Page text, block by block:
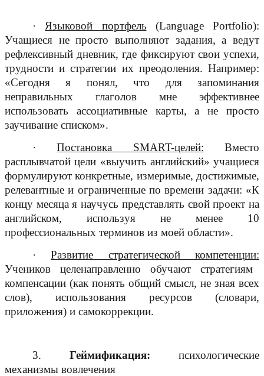
· Языковой портфель (Language Portfolio):
Учащиеся не просто выполняют задания, а ведут
рефлексивный дневник, где фиксируют свои успехи,
трудности и стратегии их преодоления. Например:
«Сегодня я понял, что для запоминания
неправильных глаголов мне эффективнее
использовать ассоциативные карты, а не просто
заучивание списком».
·Постановка SMART-целей: Вместо
расплывчатой цели «выучить английский» учащиеся
формулируют конкретные, измеримые, достижимые,
релевантные и ограниченные по времени задачи: «К
концу месяца я научусь представлять свой проект на
английском, используя не менее 10
профессиональных терминов из моей области».
·Развитие стратегической компетенции:
Учеников целенаправленно обучают стратегиям
компенсации (как понять общий смысл, не зная всех
слов), использования ресурсов (словари,
приложения) и самокоррекции.
3.Геймификация: психологические
механизмы вовлечения